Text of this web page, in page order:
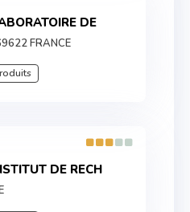
DE
FRANCE
DE RECH